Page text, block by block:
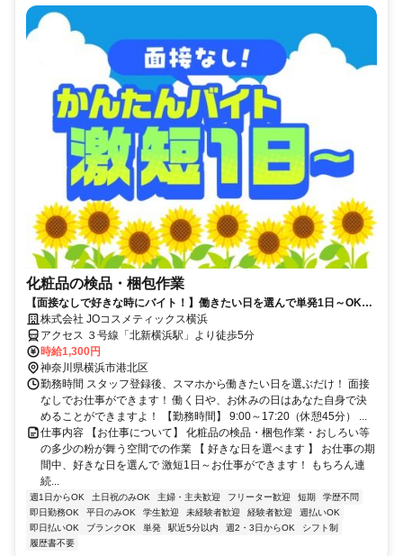
化粧品の検品・梱包作業
【面接なしで好きな時にバイト！】働きたい日を選んで単発1日～OK！
お給料は即日払いでお財布も安心♪
株式会社 JOコスメティックス横浜
アクセス ３号線「北新横浜駅」より徒歩5分
時給1,300円
神奈川県横浜市港北区
勤務時間 スタッフ登録後、スマホから働きたい日を選ぶだけ！ 面接
なしでお仕事ができます！ 働く日や、お休みの日はあなた自身で決
めることができますよ！ 【勤務時間】 9:00～17:20（休憩45分） ...
仕事内容 【お仕事について】 化粧品の検品・梱包作業・おしろい等
の多少の粉が舞う空間での作業 【 好きな日を選べます 】 お仕事の期
間中、好きな日を選んで 激短1日～お仕事ができます！ もちろん連
続...
週1日からOK 土日祝のみOK 主婦・主夫歓迎 フリーター歓迎 短期
学歴不問
即日勤務OK
平日のみOK 学生歓迎 未経験者歓迎 経験者歓迎
週払いOK
即日払いOK
ブランクOK 単発 駅近5分以内 週2・3日からOK
シフト制
履歴書不要